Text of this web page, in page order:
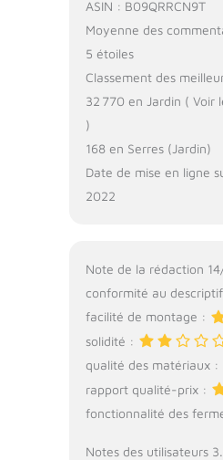
ASIN : B09QRRCN9T
Moyenne des
5 étoiles
Classement des
32 770 en Jardin ( Voir
)
168 en Serres (Jardin)
Date de mise en ligne
2022
Note de la rédaction
conformité au
facilité de montage :
solidité :
qualité des matériaux :
rapport qualité-prix :
fonctionnalité des
Notes des utilisateurs